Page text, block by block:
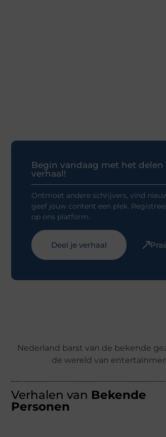
Begin vandaag met het
verhaal!
Ontmoet andere schrijvers, vind
geef jouw content een plek.
op ons platform.
Deel je verhaal
Nederland barst van de bekende
de wereld van
Verhalen van Bekende
Personen